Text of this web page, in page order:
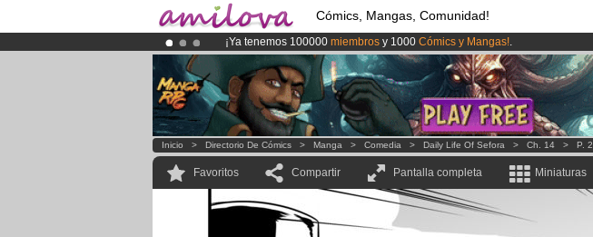
Cómics, Mangas, Comunidad!
¡Ya tenemos 100000 miembros y 1000 Cómics y Mangas!.
¡El Kickstarter Amilova está desormado lanzado!.
¡Conviertete en Premium por3.95 euros al mes!Hazte Premium ya
Inicio > Directorio De Cómics > Manga > Comedia > Daily Life Of Sefora > Ch. 14 > P. 2
Favoritos Compartir Pantalla completa Miniaturas